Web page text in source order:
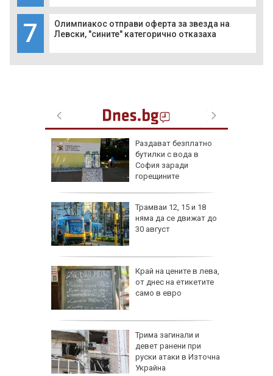
7
Олимпиакос отправи оферта за звезда на
Левски, "сините" категорично отказаха
Раздават безплатно
бутилки с вода в
София заради
горещините
Трамваи 12, 15 и 18
няма да се движат до
30 август
Край на цените в лева,
от днес на етикетите
само в евро
Трима загинали и
девет ранени при
руски атаки в Източна
Украйна